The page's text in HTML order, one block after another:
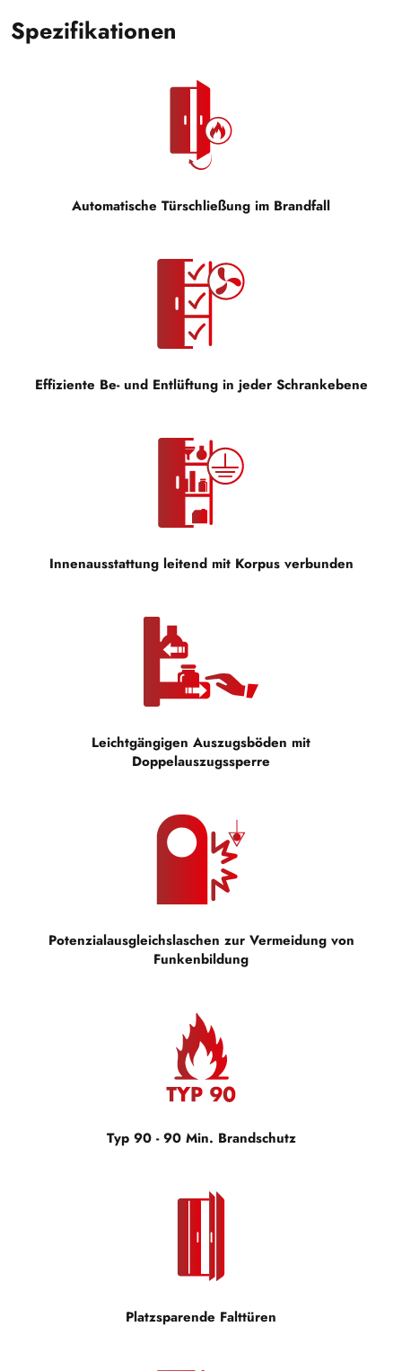
Spezifikationen
Automatische Türschließung im Brandfall
Effiziente Be- und Entlüftung in jeder Schrankebene
Innenausstattung leitend mit Korpus verbunden
Leichtgängigen Auszugsböden mit
Doppelauszugssperre
Potenzialausgleichslaschen zur Vermeidung von
Funkenbildung
Typ 90 - 90 Min. Brandschutz
Platzsparende Falttüren